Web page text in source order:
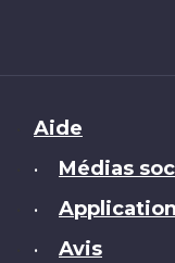
Brand
Aide
• Médias
•
• Avis